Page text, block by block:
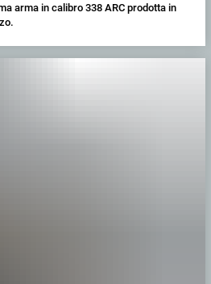
arma in calibro 338 ARC prodotta in